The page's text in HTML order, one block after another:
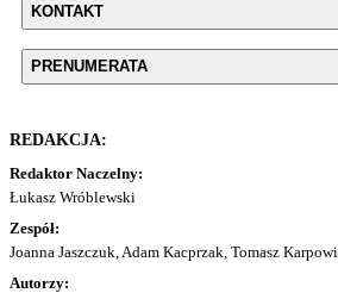
KONTAKT
PRENUMERATA
REDAKCJA:
Redaktor Naczelny:
Łukasz Wróblewski
Zespół:
Joanna Jaszczuk, Adam Kacprzak, Tomasz
Autorzy: